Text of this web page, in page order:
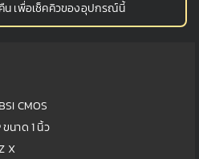
น เพื่อเช็คคิวของอุปกรณ์นี้
CMOS
นาด 1 นิ้ว
X